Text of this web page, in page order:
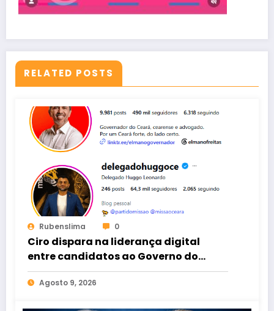
RELATED POSTS
Rubenslima 0
Ciro dispara na liderança digital
entre candidatos ao Governo do
Ceará
Agosto 9, 2026